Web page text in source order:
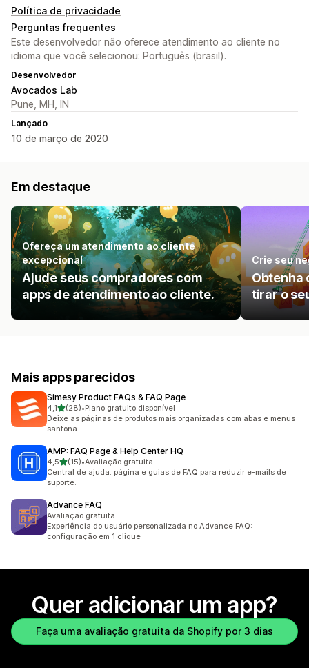
Política de privacidade
Perguntas frequentes
Este desenvolvedor não oferece atendimento ao cliente no
idioma que você selecionou: Português (brasil).
Desenvolvedor
Avocados Lab
Pune, MH, IN
Lançado
10 de março de 2020
Em destaque
Ofereça um atendimento ao cliente
excepcional
Ajude seus compradores com
apps de atendimento ao cliente.
Crie seu
Obtenha
tirar o
Mais apps parecidos
Simesy Product FAQs & FAQ Page
4,1de 5 estrelas
(28)
28 avaliações ao todo
•Plano gratuito disponível
Deixe as páginas de produtos mais organizadas com abas e menus
sanfona
AMP: FAQ Page & Help Center HQ
4,5de 5 estrelas
(15)
15 avaliações ao todo
•Avaliação gratuita
Central de ajuda: página e guias de FAQ para reduzir e-mails de
suporte.
Advance FAQ
Avaliação gratuita
Experiência do usuário personalizada no Advance FAQ:
configuração em 1 clique
Quer adicionar um app?
Faça uma avaliação gratuita da Shopify por 3 dias